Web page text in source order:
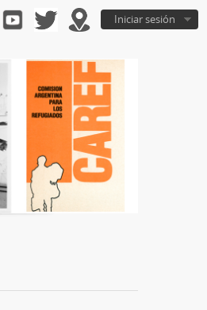
Iniciar sesión